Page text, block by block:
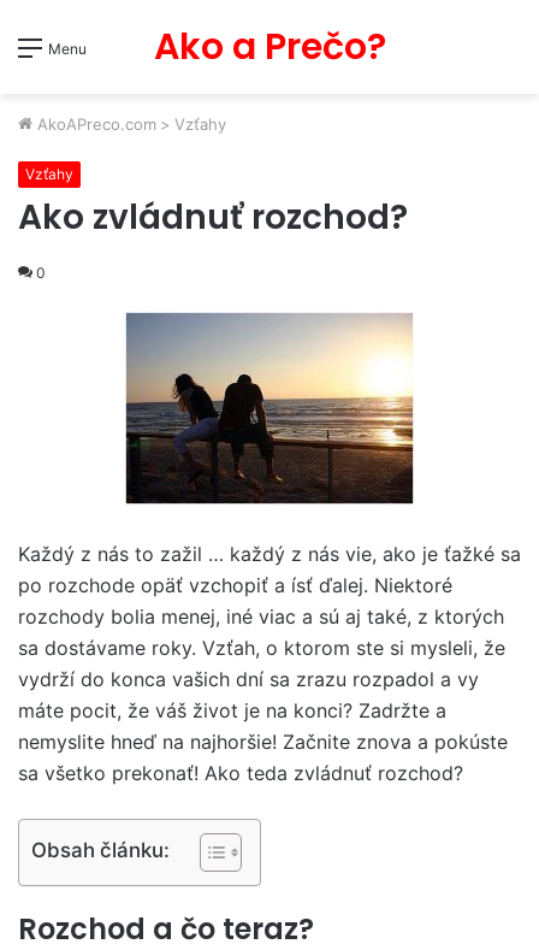
Menu Ako a Prečo?
AkoAPreco.com > Vzťahy
Vzťahy
Ako zvládnuť rozchod?
0
Každý z nás to zažil … každý z nás vie, ako je ťažké sa
po rozchode opäť vzchopiť a ísť ďalej. Niektoré
rozchody bolia menej, iné viac a sú aj také, z ktorých
sa dostávame roky. Vzťah, o ktorom ste si mysleli, že
vydrží do konca vašich dní sa zrazu rozpadol a vy
máte pocit, že váš život je na konci? Zadržte a
nemyslite hneď na najhoršie! Začnite znova a pokúste
sa všetko prekonať! Ako teda zvládnuť rozchod?
Obsah článku:
Rozchod a čo teraz?